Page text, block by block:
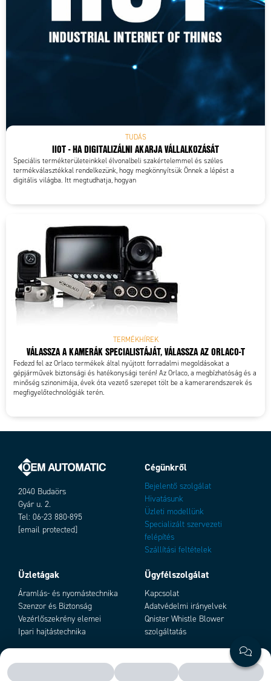
TUDÁS
IIOT - HA DIGITALIZÁLNI AKARJA VÁLLALKOZÁSÁT
Speciális termékterületeinkkel élvonalbeli szakértelemmel és széles
termékválasztékkal rendelkezünk, hogy megkönnyítsük Önnek a lépést a
digitális világba. Itt megtudhatja, hogyan
TERMÉKHÍREK
VÁLASSZA A KAMERÁK SPECIALISTÁJÁT, VÁLASSZA AZ ORLACO-T
Fedezd fel az Orlaco termékek által nyújtott forradalmi megoldásokat a
gépjárművek biztonsági és hatékonysági terén! Az Orlaco, a megbízhatóság és a
minőség szinonimája, évek óta vezető szerepet tölt be a kamerarendszerek és
megfigyelőtechnológiák terén.
2040 Budaörs
Gyár u. 2.
Tel: 06-23 880-895
[email protected]
Cégünkről
Bejelentő szolgálat
Hivatásunk
Üzleti modellünk
Specializált szervezeti
felépítés
Szállítási feltételek
Üzletágak
Áramlás- és nyomástechnika
Szenzor és Biztonság
Vezérlőszekrény elemei
Ipari hajtástechnika
Ügyfélszolgálat
Kapcsolat
Adatvédelmi irányelvek
Qnister Whistle Blower
szolgáltatás